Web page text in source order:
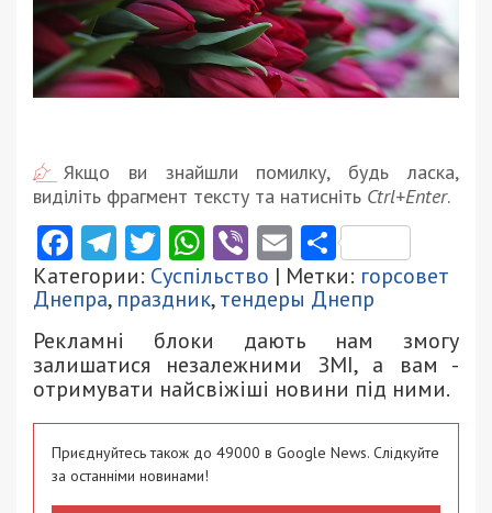
Якщо ви знайшли помилку, будь ласка,
виділіть фрагмент тексту та натисніть Ctrl+Enter.
Facebook
Telegram
Twitter
WhatsApp
ViberEmail
Категории: Суспільство | Метки: горсовет
Днепра, праздник,тендеры Днепр
Рекламні блоки дають нам змогу
залишатися незалежними ЗМІ, а вам -
отримувати найсвіжіші новини під ними.
Приєднуйтесь також до 49000 в Google News. Слідкуйте
за останніми новинами!